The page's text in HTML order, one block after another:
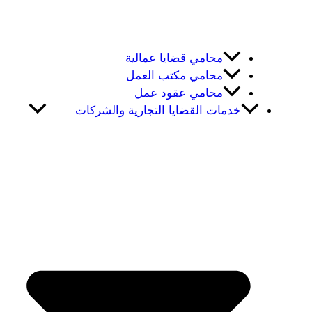
محامي قضايا عمالية
محامي مكتب العمل
محامي عقود عمل
خدمات القضايا التجارية والشركات